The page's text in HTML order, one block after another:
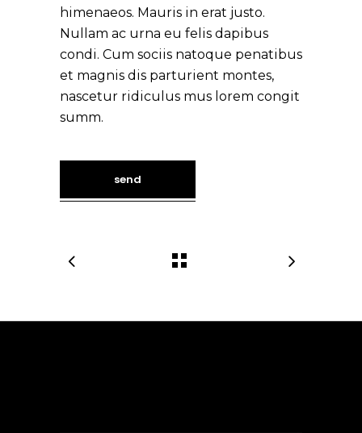
himenaeos. Mauris in erat justo.
Nullam ac urna eu felis dapibus
condi. Cum sociis natoque penatibus
et magnis dis parturient montes,
nascetur ridiculus mus lorem congit
summ.
send